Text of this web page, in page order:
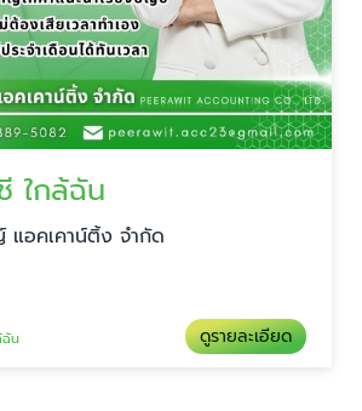
ใกล้ฉัน
อคเคาน์ติ้ง จำกัด
น ดูรายละเอียด